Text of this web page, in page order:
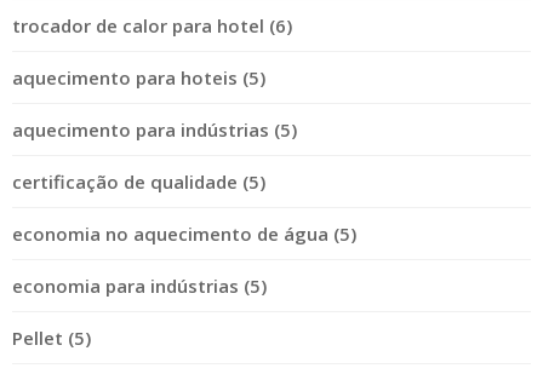
trocador de calor para hotel (6)
aquecimento para hoteis (5)
aquecimento para indústrias (5)
certificação de qualidade (5)
economia no aquecimento de água (5)
economia para indústrias (5)
Pellet (5)